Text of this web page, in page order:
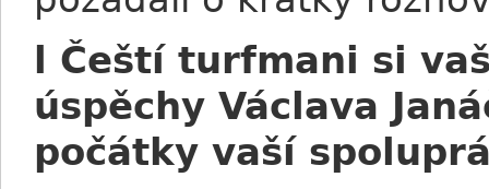
l Čeští turfmani si
úspěchy Václava
počátky vaší